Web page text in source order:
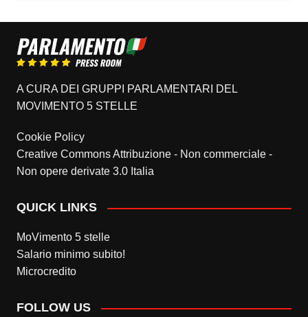
A CURA DEI GRUPPI PARLAMENTARI DEL
MOVIMENTO 5 STELLE
Cookie Policy
Creative Commons Attribuzione - Non commerciale -
Non opere derivate 3.0 Italia
QUICK LINKS
MoVimento 5 stelle
Salario minimo subito!
Microcredito
FOLLOW US